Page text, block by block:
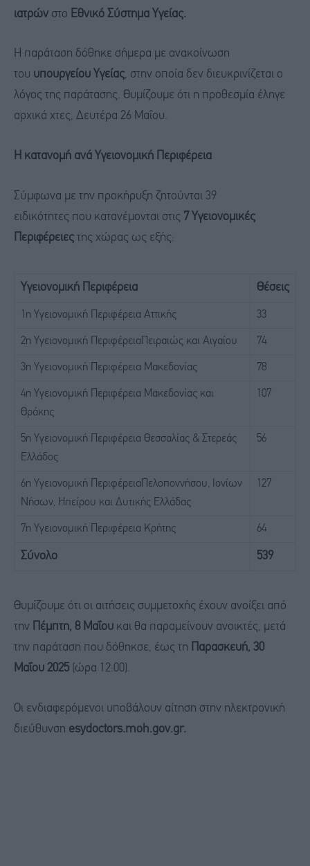
ιατρών στο Εθνικό Σύστημα Υγείας.
Η παράταση δόθηκε σήμερα με ανακοίνωση
του υπουργείου Υγείας, στην οποία δεν διευκρινίζεται ο
λόγος της παράτασης. Θυμίζουμε ότι η προθεσμία έληγε
αρχικά χτες, Δευτέρα 26 Μαΐου.
Η κατανομή ανά Υγειονομική Περιφέρεια
Σύμφωνα με την προκήρυξη ζητούνται 39
ειδικότητες που κατανέμονται στις 7 Υγειονομικές
Περιφέρειες της χώρας ως εξής:
Υγειονομική Περιφέρεια Θέσεις
1η Υγειονομική Περιφέρεια Αττικής 33
2η Υγειονομική ΠεριφέρειαΠειραιώς και Αιγαίου 74
3η Υγειονομική Περιφέρεια Μακεδονίας 78
4η Υγειονομική Περιφέρεια Μακεδονίας και
Θράκης
107
5η Υγειονομική Περιφέρεια Θεσσαλίας & Στερεάς
Ελλάδος
56
6η Υγειονομική ΠεριφέρειαΠελοποννήσου, Ιονίων
Νήσων, Ηπείρου και Δυτικής Ελλάδας
127
7η Υγειονομική Περιφέρεια Κρήτης 64
Σύνολο 539
Θυμίζουμε ότι οι αιτήσεις συμμετοχής έχουν ανοίξει από
την
Πέμπτη, 8 Μαΐου και θα παραμείνουν ανοικτές, μετά
την παράταση που δόθηκσε, έως τη
Παρασκευή, 30
Μαΐου 2025 (ώρα 12:00).
Οι ενδιαφερόμενοι υποβάλουν αίτηση στην ηλεκτρονική
διεύθυνση esydoctors.moh.gov.gr.